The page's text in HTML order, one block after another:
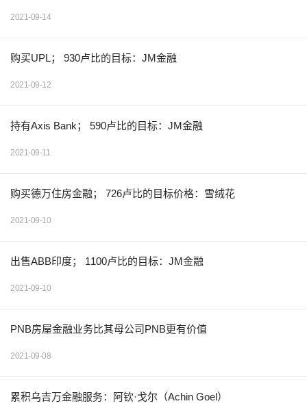
2021-09-14
购买UPL； 930卢比的目标：JM金融
2021-09-12
持有Axis Bank； 590卢比的目标：JM金融
2021-09-11
购买德万住房金融； 726卢比的目标价格：雪绒花
2021-09-10
出售ABB印度； 1100卢比的目标：JM金融
2021-09-10
PNB房屋金融业务比其母公司PNB更有价值
2021-09-08
累积乌吉万金融服务：阿钦·戈尔（Achin Goel）